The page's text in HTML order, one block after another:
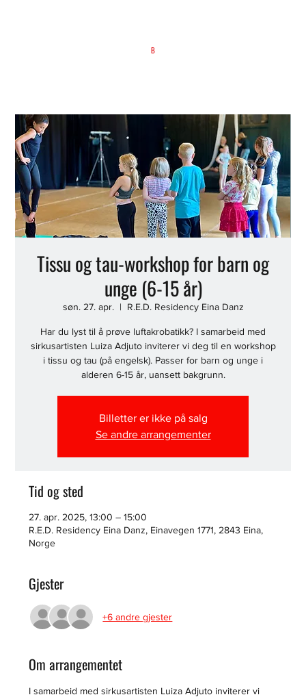
B
Tissu og tau-workshop for barn og
unge (6-15 år)
søn. 27. apr.
  |
R.E.D. Residency Eina Danz
Har du lyst til å prøve luftakrobatikk? I samarbeid med
sirkusartisten Luiza Adjuto inviterer vi deg til en workshop
i tissu og tau (på engelsk). Passer for barn og unge i
alderen 6-15 år, uansett bakgrunn.
Billetter er ikke på salg
Se andre arrangementer
Tid og sted
27. apr. 2025, 13:00 – 15:00
R.E.D. Residency Eina Danz, Einavegen 1771, 2843 Eina,
Norge
Gjester
+6 andre gjester
Om arrangementet
I samarbeid med sirkusartisten Luiza Adjuto inviterer vi